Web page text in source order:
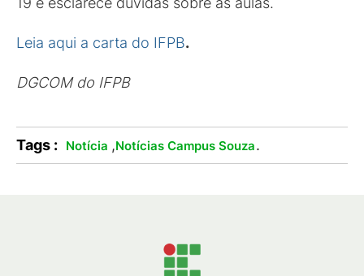
Leia aqui a carta do IFPB.
DGCOM do IFPB
Tags : Notícia ,Notícias Campus Souza.